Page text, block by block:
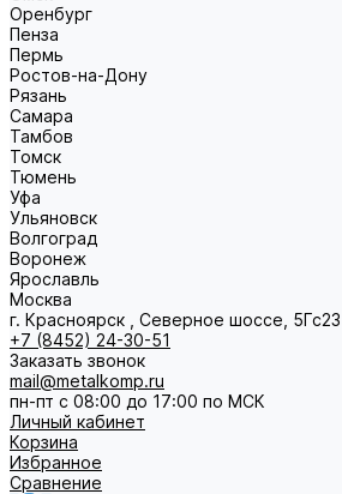
Оренбург
Пенза
Пермь
Ростов-на-Дону
Рязань
Самара
Тамбов
Томск
Тюмень
Уфа
Ульяновск
Волгоград
Воронеж
Ярославль
Москва
г. Красноярск , Северное шоссе, 5Гс23
+7 (8452) 24-30-51
Заказать звонок
mail@metalkomp.ru
пн-пт с 08:00 до 17:00 по МСК
Личный кабинет
Корзина
Избранное
Сравнение